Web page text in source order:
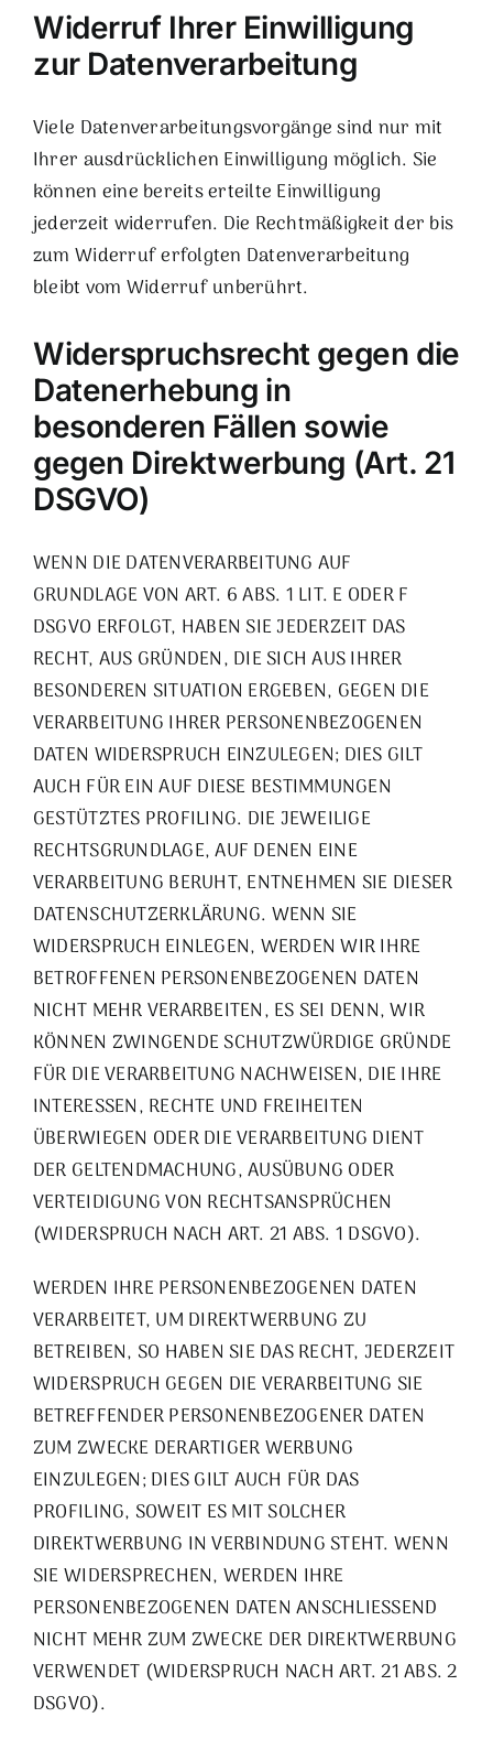
Widerruf Ihrer Einwilligung
zur Datenverarbeitung
Viele Datenverarbeitungsvorgänge sind nur mit
Ihrer ausdrücklichen Einwilligung möglich. Sie
können eine bereits erteilte Einwilligung
jederzeit widerrufen. Die Rechtmäßigkeit der bis
zum Widerruf erfolgten Datenverarbeitung
bleibt vom Widerruf unberührt.
Widerspruchsrecht gegen die
Datenerhebung in
besonderen Fällen sowie
gegen Direktwerbung (Art. 21
DSGVO)
WENN DIE DATENVERARBEITUNG AUF
GRUNDLAGE VON ART. 6 ABS. 1 LIT. E ODER F
DSGVO ERFOLGT, HABEN SIE JEDERZEIT DAS
RECHT, AUS GRÜNDEN, DIE SICH AUS IHRER
BESONDEREN SITUATION ERGEBEN, GEGEN DIE
VERARBEITUNG IHRER PERSONENBEZOGENEN
DATEN WIDERSPRUCH EINZULEGEN; DIES GILT
AUCH FÜR EIN AUF DIESE BESTIMMUNGEN
GESTÜTZTES PROFILING. DIE JEWEILIGE
RECHTSGRUNDLAGE, AUF DENEN EINE
VERARBEITUNG BERUHT, ENTNEHMEN SIE DIESER
DATENSCHUTZERKLÄRUNG. WENN SIE
WIDERSPRUCH EINLEGEN, WERDEN WIR IHRE
BETROFFENEN PERSONENBEZOGENEN DATEN
NICHT MEHR VERARBEITEN, ES SEI DENN, WIR
KÖNNEN ZWINGENDE SCHUTZWÜRDIGE GRÜNDE
FÜR DIE VERARBEITUNG NACHWEISEN, DIE IHRE
INTERESSEN, RECHTE UND FREIHEITEN
ÜBERWIEGEN ODER DIE VERARBEITUNG DIENT
DER GELTENDMACHUNG, AUSÜBUNG ODER
VERTEIDIGUNG VON RECHTSANSPRÜCHEN
(WIDERSPRUCH NACH ART. 21 ABS. 1 DSGVO).
WERDEN IHRE PERSONENBEZOGENEN DATEN
VERARBEITET, UM DIREKTWERBUNG ZU
BETREIBEN, SO HABEN SIE DAS RECHT, JEDERZEIT
WIDERSPRUCH GEGEN DIE VERARBEITUNG SIE
BETREFFENDER PERSONENBEZOGENER DATEN
ZUM ZWECKE DERARTIGER WERBUNG
EINZULEGEN; DIES GILT AUCH FÜR DAS
PROFILING, SOWEIT ES MIT SOLCHER
DIREKTWERBUNG IN VERBINDUNG STEHT. WENN
SIE WIDERSPRECHEN, WERDEN IHRE
PERSONENBEZOGENEN DATEN ANSCHLIESSEND
NICHT MEHR ZUM ZWECKE DER DIREKTWERBUNG
VERWENDET (WIDERSPRUCH NACH ART. 21 ABS. 2
DSGVO).